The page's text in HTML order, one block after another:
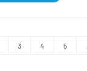
3 4 5